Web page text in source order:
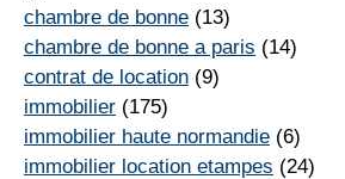
chambre de bonne (13)
chambre de bonne a paris (14)
contrat de location (9)
immobilier (175)
immobilier haute normandie (6)
immobilier location etampes (24)